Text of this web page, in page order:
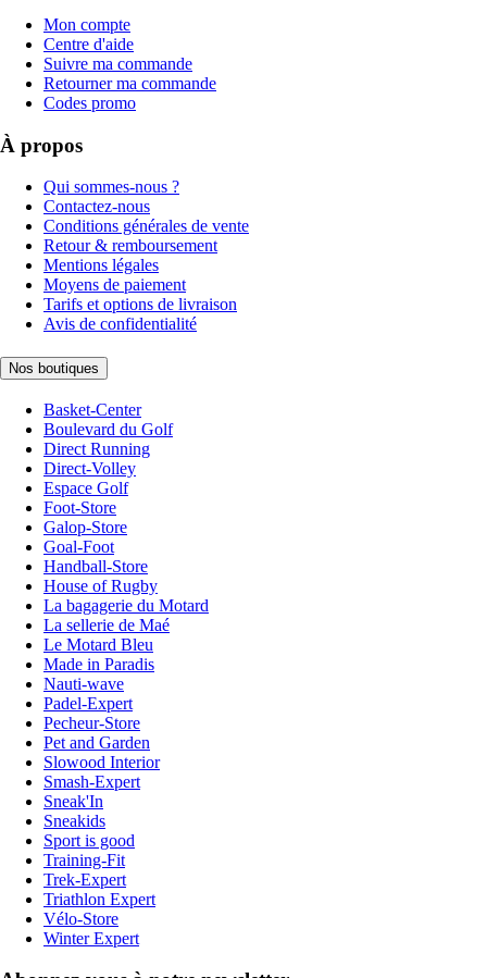
Mon compte
Centre d'aide
Suivre ma commande
Retourner ma commande
Codes promo
À propos
Qui sommes-nous ?
Contactez-nous
Conditions générales de vente
Retour & remboursement
Mentions légales
Moyens de paiement
Tarifs et options de livraison
Avis de confidentialité
Nos boutiques
Basket-Center
Boulevard du Golf
Direct Running
Direct-Volley
Espace Golf
Foot-Store
Galop-Store
Goal-Foot
Handball-Store
House of Rugby
La bagagerie du Motard
La sellerie de Maé
Le Motard Bleu
Made in Paradis
Nauti-wave
Padel-Expert
Pecheur-Store
Pet and Garden
Slowood Interior
Smash-Expert
Sneak'In
Sneakids
Sport is good
Training-Fit
Trek-Expert
Triathlon Expert
Vélo-Store
Winter Expert